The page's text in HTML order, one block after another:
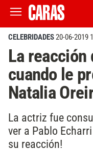
CELEBRIDADES20-06-2019
La reacción
cuando le
Natalia
La actriz fue
ver a Pablo
su reacción!